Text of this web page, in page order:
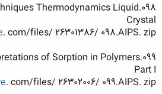
098.Separation Techniques Thermodynamics Liquid
Crystal
. com/files/ 26301386/ 098.AIPS. zip
099.Molecular Interpretations of Sorption in Polymers
Part I
. com/files/ 26302006/ 099.AIPS. zip